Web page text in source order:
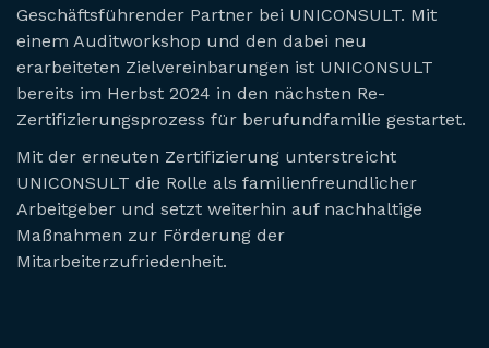
Geschäftsführender Partner bei UNICONSULT. Mit
einem Auditworkshop und den dabei neu
erarbeiteten Zielvereinbarungen ist UNICONSULT
bereits im Herbst 2024 in den nächsten Re-
Zertifizierungsprozess für berufundfamilie gestartet.
Mit der erneuten Zertifizierung unterstreicht
UNICONSULT die Rolle als familienfreundlicher
Arbeitgeber und setzt weiterhin auf nachhaltige
Maßnahmen zur Förderung der
Mitarbeiterzufriedenheit.